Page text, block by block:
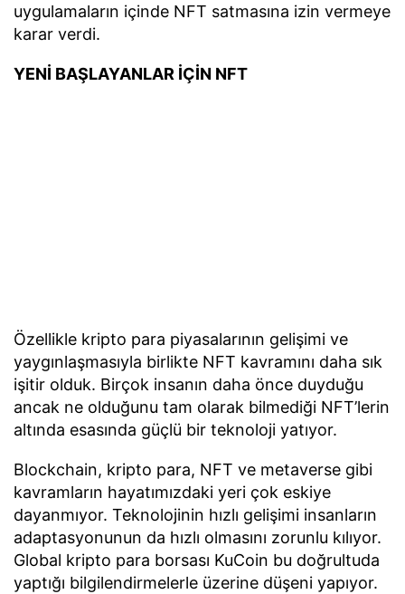
uygulamaların içinde NFT satmasına izin vermeye
karar verdi.
YENİ BAŞLAYANLAR İÇİN NFT
Özellikle kripto para piyasalarının gelişimi ve
yaygınlaşmasıyla birlikte NFT kavramını daha sık
işitir olduk. Birçok insanın daha önce duyduğu
ancak ne olduğunu tam olarak bilmediği NFT’lerin
altında esasında güçlü bir teknoloji yatıyor.
Blockchain, kripto para, NFT ve metaverse gibi
kavramların hayatımızdaki yeri çok eskiye
dayanmıyor. Teknolojinin hızlı gelişimi insanların
adaptasyonunun da hızlı olmasını zorunlu kılıyor.
Global kripto para borsası KuCoin bu doğrultuda
yaptığı bilgilendirmelerle üzerine düşeni yapıyor.